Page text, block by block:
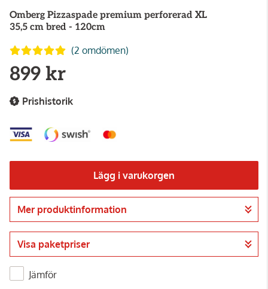
Omberg Pizzaspade premium perforerad XL
35,5 cm bred - 120cm
(2 omdömen)
899 kr
Prishistorik
Lägg i varukorgen
Gå till kassan
Mer produktinformation
Visa paketpriser
Jämför